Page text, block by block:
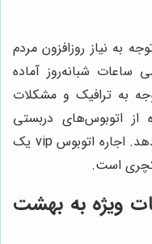
به نیاز روزافزون مردم
ساعات شبانه‌روز آماده
به ترافیک و مشکلات
از اتوبوس‌های دربستی
می‌تواند زمان سفر را به‌شدت کاهش دهد. اجاره اتوبوس vip یک
است.
ویژه به بهشت